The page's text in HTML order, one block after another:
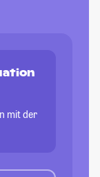
mit der